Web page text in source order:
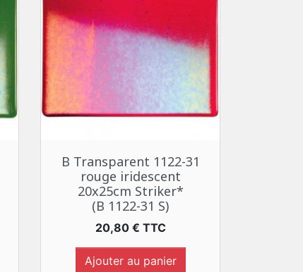
Aperçu rapide
B Transparent 1122-31
rouge iridescent
20x25cm Striker*
(B 1122-31 S)
Prix
20,80 € TTC
Ajouter au panier